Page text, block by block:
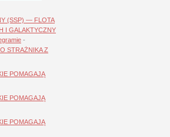
(SSP) — FLOTA
I GALAKTYCZNY
-
STRAŻNIKA Z
POMAGAJĄ
POMAGAJĄ
POMAGAJĄ